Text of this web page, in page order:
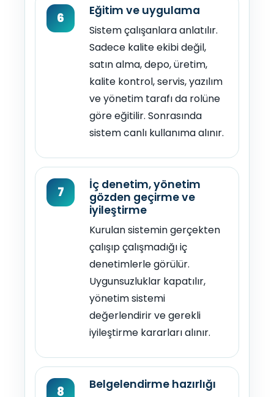
6 Eğitim ve uygulama
Sistem çalışanlara anlatılır.
Sadece kalite ekibi değil,
satın alma, depo, üretim,
kalite kontrol, servis, yazılım
ve yönetim tarafı da rolüne
göre eğitilir. Sonrasında
sistem canlı kullanıma alınır.
7
İç denetim, yönetim
gözden geçirme ve
iyileştirme
Kurulan sistemin gerçekten
çalışıp çalışmadığı iç
denetimlerle görülür.
Uygunsuzluklar kapatılır,
yönetim sistemi
değerlendirir ve gerekli
iyileştirme kararları alınır.
8 Belgelendirme hazırlığı